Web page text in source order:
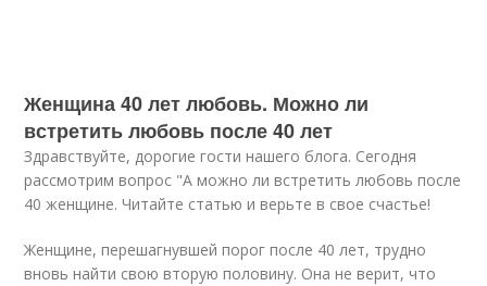
Женщина 40 лет любовь. Можно ли
встретить любовь после 40 лет
Здравствуйте, дорогие гости нашего блога. Сегодня
рассмотрим вопрос "А можно ли встретить любовь после
40 женщине. Читайте статью и верьте в свое счастье!
Женщине, перешагнувшей порог после 40 лет, трудно
вновь найти свою вторую половину. Она не верит, что